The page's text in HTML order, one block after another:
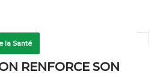
la Santé
RENFORCE SON